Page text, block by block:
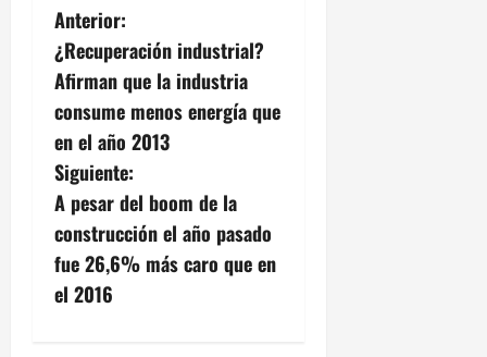
N
a
v
e
g
a
c
Anterior:
¿Recuperación industrial?
Afirman que la industria
consume menos energía que
en el año 2013
Siguiente:
A pesar del boom de la
construcción el año pasado
fue 26,6% más caro que en
el 2016